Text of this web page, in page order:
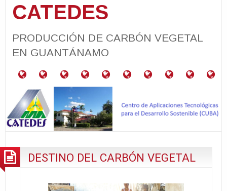
CATEDES
PRODUCCIÓN DE CARBÓN VEGETAL
EN GUANTÁNAMO
¿Qué
el
Programa
ADSIDEO
RESUMEN
DEL
PROYECTO
RELACIÓN
CON
LOS
ODS
PROYECTOS
VINCULADOS
CARACTERIZACIÓN
DE
PARCELAS
NEEM
GUÍA
DE
GUANTÁNAMO
ACTIVIDADES
DESTINO DEL CARBÓN VEGETAL